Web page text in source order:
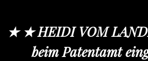
★ ★ HEIDI VOM
beim Patentamt